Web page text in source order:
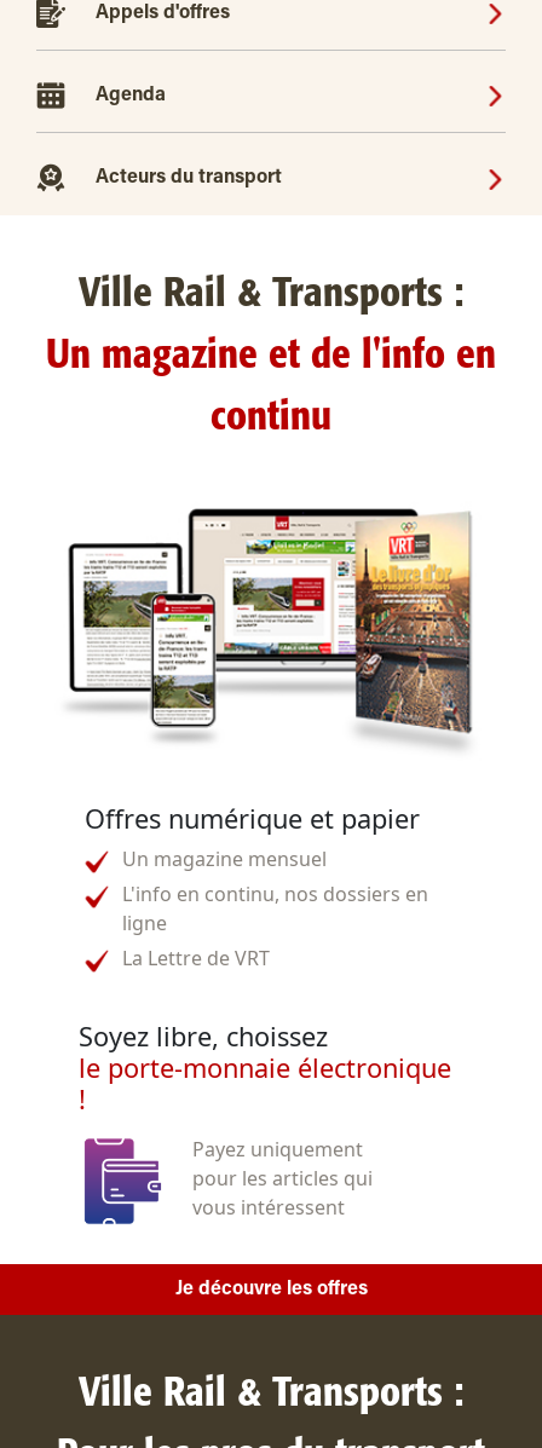
Appels d'offres
Agenda
Acteurs du transport
Ville Rail & Transports :
Un magazine et de l'info en
continu
Offres numérique et papier
Un magazine mensuel
L'info en continu, nos dossiers en
ligne
La Lettre de VRT
Soyez libre, choissez
le porte-monnaie électronique
!
Payez uniquement
pour les articles qui
vous intéressent
Je découvre les offres
Ville Rail & Transports :